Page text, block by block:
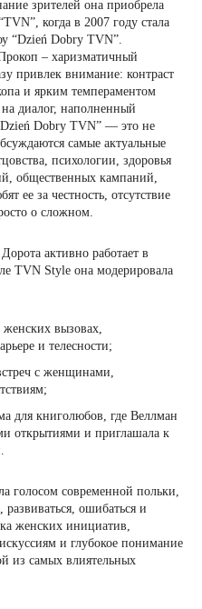
зрителей она приобрела
когда в 2007 году стала
“Dzień Dobry TVN”.
– харизматичный
привлек внимание: контраст
и ярким темпераментом
диалог, наполненный
Dobry TVN” — это не
самые актуальные
психологии, здоровья
общественных кампаний,
ее за честность, отсутствие
о сложном.
активно работает в
TVN Style она модерировала
вызовах,
и телесности;
с женщинами,
для книголюбов, где Веллман
открытиями и приглашала к
голосом современной польки,
развиваться, ошибаться и
женских инициатив,
и глубокое понимание
из самых влиятельных